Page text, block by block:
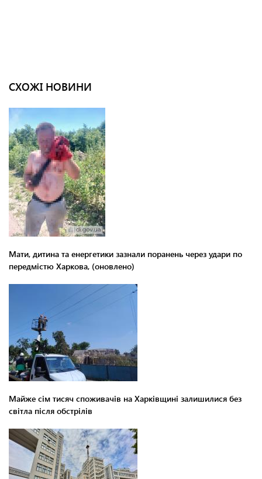
СХОЖІ НОВИНИ
Мати, дитина та енергетики зазнали поранень через удари по
передмістю Харкова, (оновлено)
Майже сім тисяч споживачів на Харківщині залишилися без
світла після обстрілів